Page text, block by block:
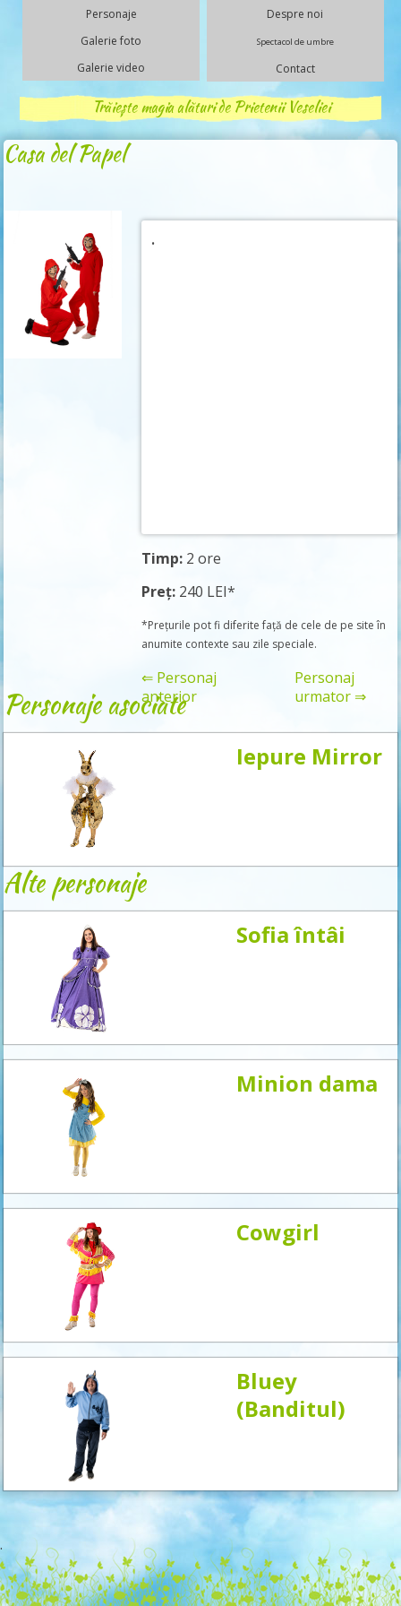
Personaje
Galerie foto
Galerie video
Despre noi
Spectacol de umbre
Contact
Trăiește magia alături de Prietenii Veseliei
Casa del Papel
.
Timp: 2 ore
Preț: 240 LEI*
*Prețurile pot fi diferite față de cele de pe site în
anumite contexte sau zile speciale.
Rezervă
⇐ Personaj
anterior
Personaj
urmator ⇒
Personaje asociate
Iepure Mirror
Alte personaje
Sofia întâi
Minion dama
Cowgirl
Bluey
(Banditul)